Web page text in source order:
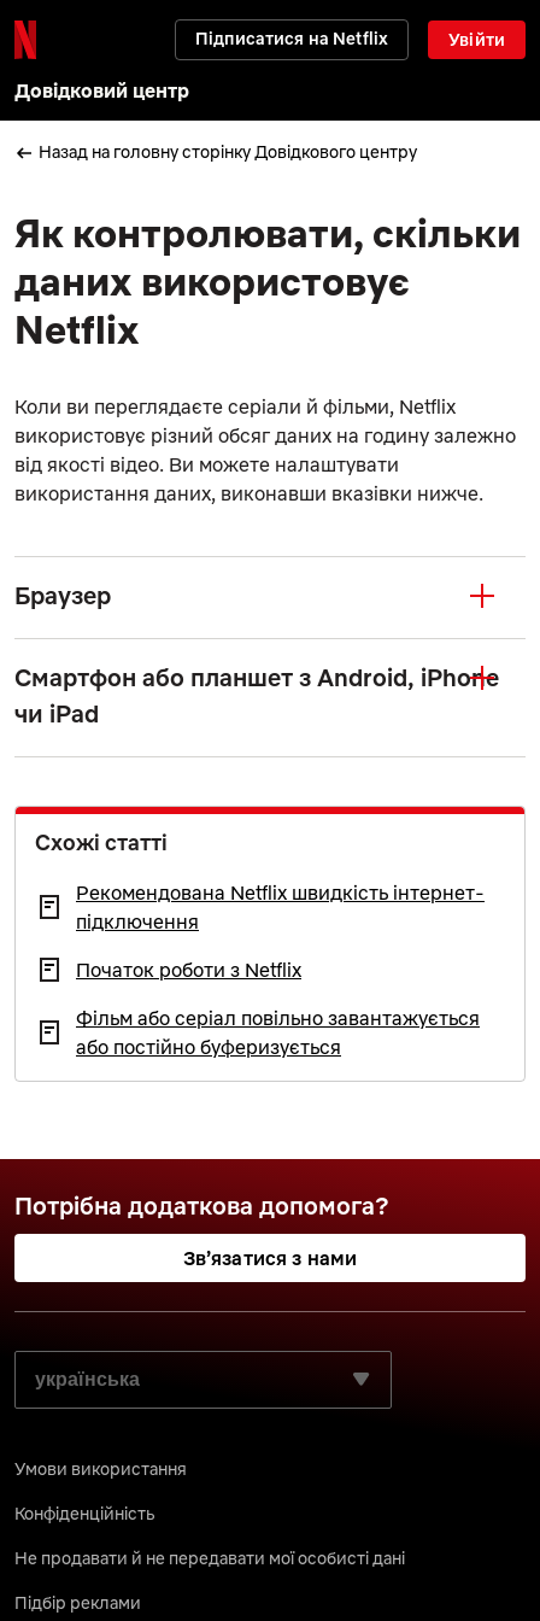
Підписатися на Netflix Увійти
Довідковий центр
Назад на головну сторінку Довідкового центру
Як контролювати, скільки
даних використовує
Netflix
Коли ви переглядаєте серіали й фільми, Netflix
використовує різний обсяг даних на годину залежно
від якості відео. Ви можете налаштувати
використання даних, виконавши вказівки нижче.
Браузер
Смартфон або планшет з Android, iPhone
чи iPad
Схожі статті
Рекомендована Netflix швидкість інтернет-
підключення
Початок роботи з Netflix
Фільм або серіал повільно завантажується
або постійно буферизується
Потрібна додаткова допомога?
Зв’язатися з нами
ВИБЕРІТЬ БАЖАНУ МОВУ:
Умови використання
Конфіденційність
Не продавати й не передавати мої особисті дані
Підбір реклами